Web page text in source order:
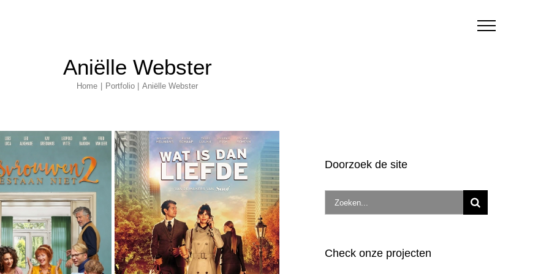
Aniëlle Webster
Home Portfolio Aniëlle Webster
Doorzoek de site
Zoek
naar:
Check onze projecten